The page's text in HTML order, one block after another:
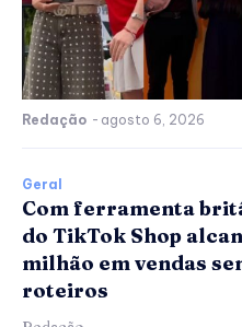
Redação - agosto 6, 2026
Geral
Com ferramenta
do TikTok Shop
milhão em vendas
roteiros